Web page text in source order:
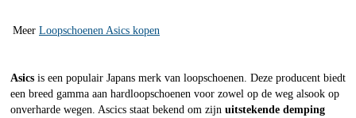
Meer Loopschoenen Asics kopen
Asics is een populair Japans merk van loopschoenen. Deze producent biedt
een breed gamma aan hardloopschoenen voor zowel op de weg alsook op
onverharde wegen. Ascics staat bekend om zijn uitstekende demping